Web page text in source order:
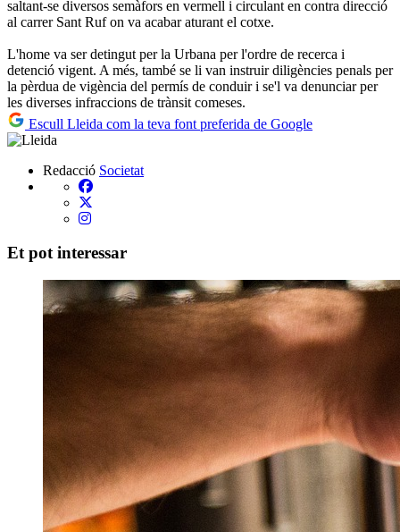
saltant-se diversos semàfors en vermell i circulant en contra direcció
al carrer Sant Ruf on va acabar aturant el cotxe.
L'home va ser detingut per la Urbana per l'ordre de recerca i
detenció vigent. A més, també se li van instruir diligències penals per
la pèrdua de vigència del permís de conduir i se'l va denunciar per
les diverses infraccions de trànsit comeses.
Escull Lleida com la teva font preferida de Google
Redacció Societat
Et pot interessar